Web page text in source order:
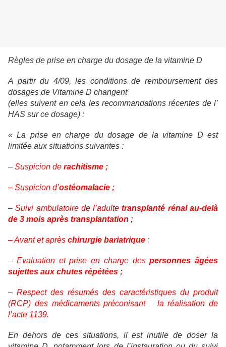
Règles de prise en charge du dosage de la vitamine D
A partir du 4/09, les conditions de remboursement des
dosages de Vitamine D changent
(elles suivent en cela les recommandations récentes de l’
HAS sur ce dosage) :
« La prise en charge du dosage de la vitamine D est
limitée aux situations suivantes :
– Suspicion de rachitisme ;
– Suspicion d’ostéomalacie ;
– Suivi ambulatoire de l’adultetransplanté rénal au-delà
de 3 mois après transplantation ;
– Avant et après chirurgie bariatrique ;
– Evaluation et prise en charge despersonnes âgées
sujettes aux chutes répétées ;
– Respect des résumés des caractéristiques du produit
(RCP) des médicaments préconisant la réalisation de
l’acte 1139.
En dehors de ces situations, il est inutile de doser la